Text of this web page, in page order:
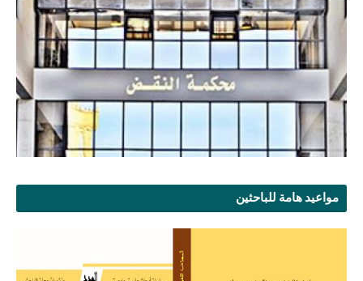
مواعيد هامة للباحثين